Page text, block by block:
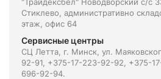
Стиклево, административно
этаж, офис 64
Сервисные центры
СЦ Летта, г. Минск, ул.
92-91, +375-17-223-92-92, +375-
696-92-94.